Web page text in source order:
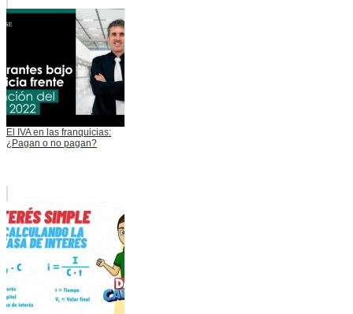
El IVA en las franquicias:
¿Pagan o no pagan?